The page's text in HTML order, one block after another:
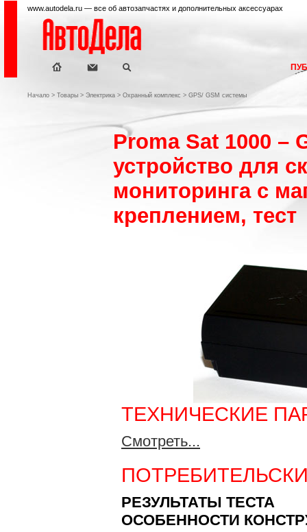
www.autodela.ru — все об автозапчастях и дополнительных аксессуарах
Начало > Товары > Электрика > Охранный комплекс > GPS/ GSM системы
Proma Sat 1000 –
устройство для
мониторинга с
креплением, тест
ТЕХНИЧЕСКИЕ
Смотреть...
РЕЗУЛЬТАТЫ ТЕСТА
ОСОБЕННОСТИ